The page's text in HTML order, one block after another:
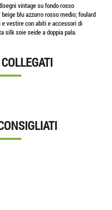
vintage su fondo rosso
blu azzurro rosso medio; foulard
vestire con abiti e accessori di
silk soie seide a doppia pala.